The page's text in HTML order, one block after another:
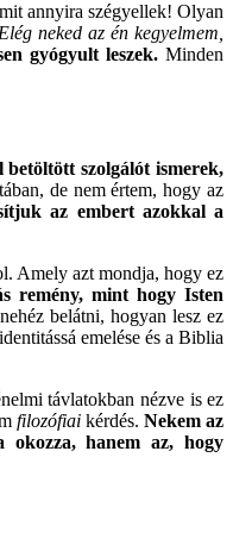
annyira szégyellek! Olyan
neked az én kegyelmem,
gyógyult leszek.Minden
betöltött szolgálót ismerek,
de nem értem, hogy az
az embert azokkal a
Amely azt mondja, hogy ez
remény, mint hogy Isten
belátni, hogyan lesz ez
emelése és a Biblia
távlatokban nézve is ez
filozófiai kérdés. Nekem az
okozza, hanem az, hogy